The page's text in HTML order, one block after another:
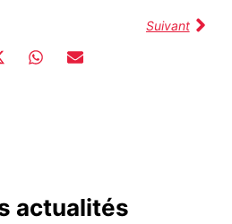
Suivant
actualités